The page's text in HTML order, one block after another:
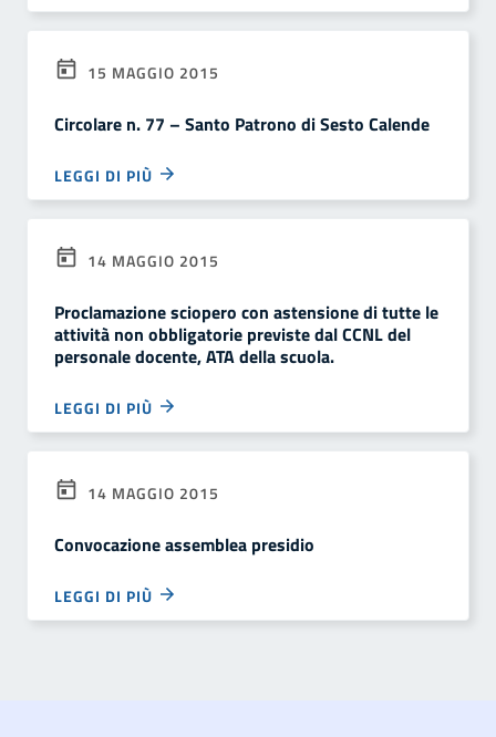
15 MAGGIO 2015
Circolare n. 77 – Santo Patrono di Sesto Calende
LEGGI DI PIÙ
14 MAGGIO 2015
Proclamazione sciopero con astensione di tutte le
attività non obbligatorie previste dal CCNL del
personale docente, ATA della scuola.
LEGGI DI PIÙ
14 MAGGIO 2015
Convocazione assemblea presidio
LEGGI DI PIÙ